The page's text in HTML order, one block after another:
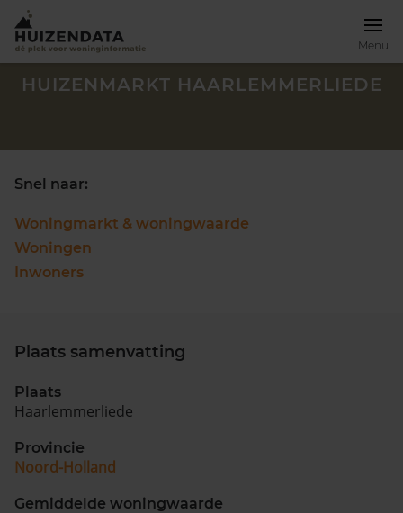
Menu
Zoek een woning
088 220 4200
Maandag t/m vrijdag - 08:00 -18:00
HUIZENMARKT HAARLEMMERLIEDE
Snel naar:
Woningmarkt & woningwaarde
Woningen
Inwoners
Plaats samenvatting
Plaats
Haarlemmerliede
Provincie
Noord-Holland
Gemiddelde woningwaarde